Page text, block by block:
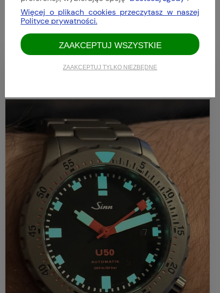
2
1
Bartek
Więcej o plikach cookies przeczytasz w naszej
Polityce prywatności.
ZAAKCEPTUJ TYLKO NIEZBĘDNE
ZAAKCEPTUJ WSZYSTKIE